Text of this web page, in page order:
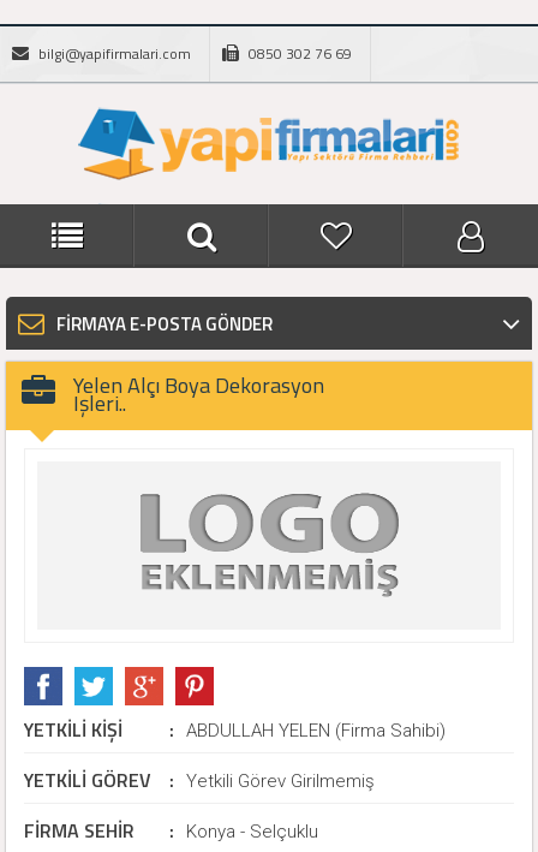
bilgi@yapifirmalari.com 0850 302 76 69
FİRMAYA E-POSTA GÖNDER
Yelen Alçı Boya Dekorasyon
Işleri..
YETKİLİ KİŞİ : ABDULLAH YELEN (Firma Sahibi)
YETKİLİ GÖREV : Yetkili Görev Girilmemiş
FİRMA SEHİR : Konya - Selçuklu